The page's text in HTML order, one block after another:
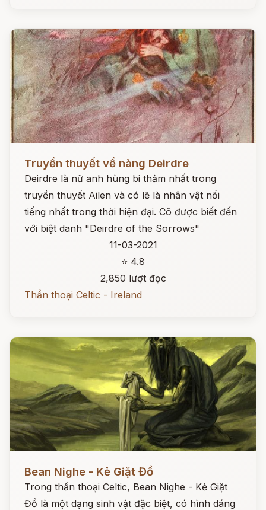
Đọc ngay
Truyền thuyết về nàng Deirdre
Deirdre là nữ anh hùng bi thảm nhất trong
truyền thuyết Ailen và có lẽ là nhân vật nổi
tiếng nhất trong thời hiện đại. Cô được biết đến
với biệt danh "Deirdre of the Sorrows"
11-03-2021
⭐ 4.8
2,850 lượt đọc
Thần thoại Celtic - Ireland
Bean Nighe - Kẻ Giặt Đồ
Trong thần thoại Celtic, Bean Nighe - Kẻ Giặt
Đồ là một dạng sinh vật đặc biệt, có hình dáng